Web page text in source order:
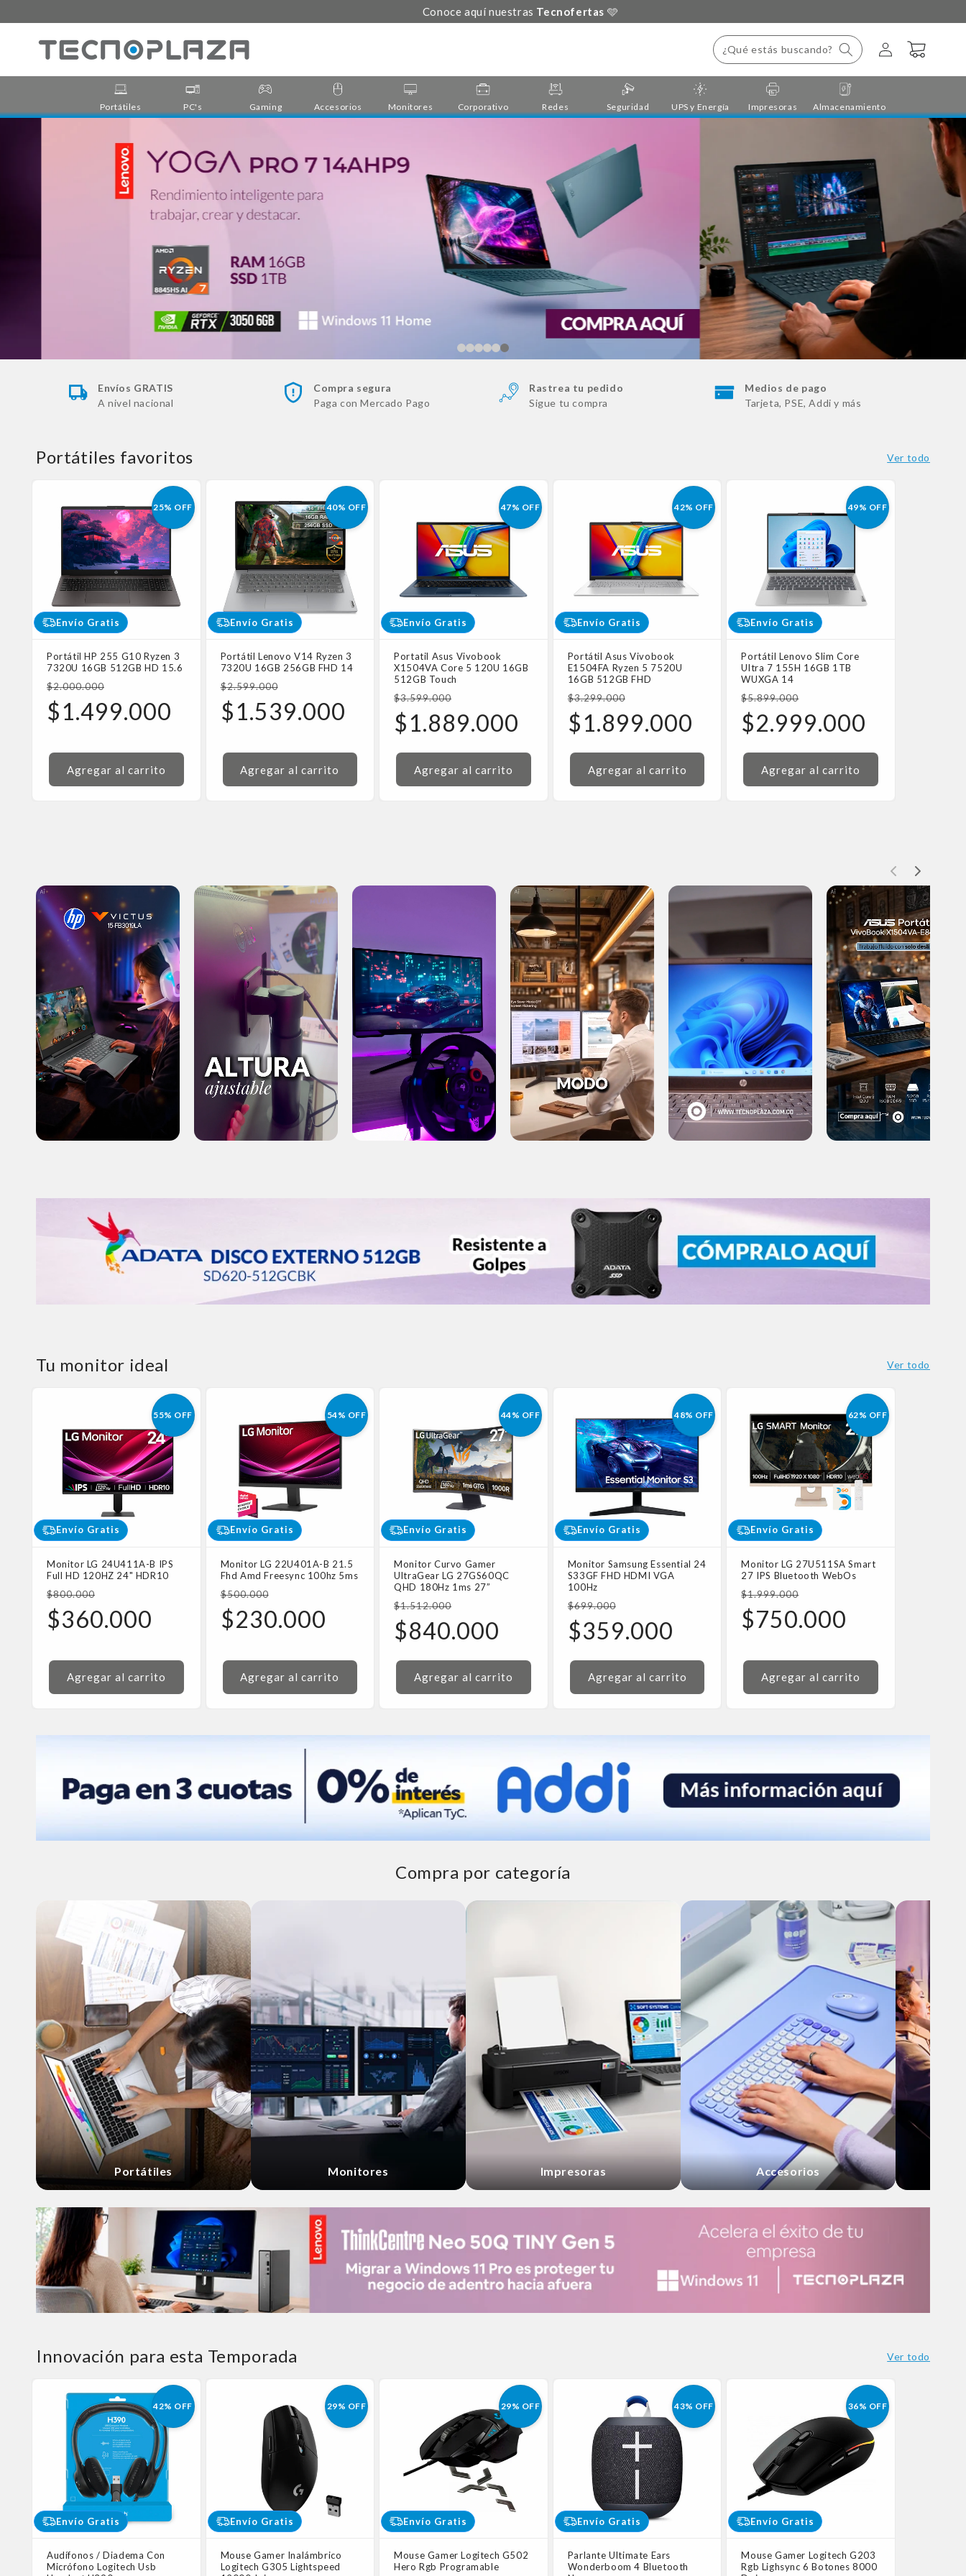
segura| Productos 100%originales.
¿Qué estás buscando?
Iniciar
sesión
Carrito
Portátiles PC's Gaming Accesorios Monitores Corporativo Redes Seguridad UPS y Energía Impresoras Almacenamiento
Envíos GRATIS
A nivel nacional
Compra segura
Paga con Mercado Pago
Rastrea tu pedido
Sigue tu compra
Medios de pago
Tarjeta, PSE, Addi y más
Portátiles favoritos Ver todo
25% OFF
Envío Gratis
Portátil HP 255 G10 Ryzen 3
7320U 16GB 512GB HD 15.6
Precio
habitual
$2.000.000
Precio
de
$1.499.000
Agregar al carrito
40% OFF
Envío Gratis
Portátil Lenovo V14 Ryzen 3
7320U 16GB 256GB FHD 14
Precio
habitual
$2.599.000
Precio
de
$1.539.000
Agregar al carrito
47% OFF
Envío Gratis
Portatil Asus Vivobook
X1504VA Core 5 120U 16GB
512GB Touch
Precio
habitual
$3.599.000
Precio
de
$1.889.000
Agregar al carrito
42% OFF
Envío Gratis
Portátil Asus Vivobook
E1504FA Ryzen 5 7520U
16GB 512GB FHD
Precio
habitual
$3.299.000
Precio
de
$1.899.000
Agregar al carrito
49% OFF
Envío Gratis
Portátil Lenovo Slim Core
Ultra 7 155H 16GB 1TB
WUXGA 14
Precio
habitual
$5.899.000
Precio
de
$2.999.000
Agregar al carrito
Tu monitor ideal Ver todo
55% OFF
Envío Gratis
Monitor LG 24U411A-B IPS
Full HD 120HZ 24" HDR10
Precio
habitual
$800.000
Precio
de
$360.000
Agregar al carrito
54% OFF
Envío Gratis
Monitor LG 22U401A-B 21.5
Fhd Amd Freesync 100hz 5ms
Precio
habitual
$500.000
Precio
de
$230.000
Agregar al carrito
44% OFF
Envío Gratis
Monitor Curvo Gamer
UltraGear LG 27GS60QC
QHD 180Hz 1ms 27”
Precio
habitual
$1.512.000
Precio
de
$840.000
Agregar al carrito
48% OFF
Envío Gratis
Monitor Samsung Essential 24
S33GF FHD HDMI VGA
100Hz
Precio
habitual
$699.000
Precio
de
$359.000
Agregar al carrito
62% OFF
Envío Gratis
Monitor LG 27U511SA Smart
27 IPS Bluetooth WebOs
Precio
habitual
$1.999.000
Precio
de
$750.000
Agregar al carrito
Compra por categoría
Portátiles Monitores Impresoras Accesorios
Innovación para esta Temporada Ver todo
42% OFF
Envío Gratis
Audífonos / Diadema Con
Micrófono Logitech Usb
29% OFF
Envío Gratis
Mouse Gamer Inalámbrico
Logitech G305 Lightspeed
29% OFF
Envío Gratis
Mouse Gamer Logitech G502
Hero Rgb Programable
43% OFF
Envío Gratis
Parlante Ultimate Ears
Wonderboom 4 Bluetooth
36% OFF
Envío Gratis
Mouse Gamer Logitech G203
Rgb Lighsync 6 Botones 8000